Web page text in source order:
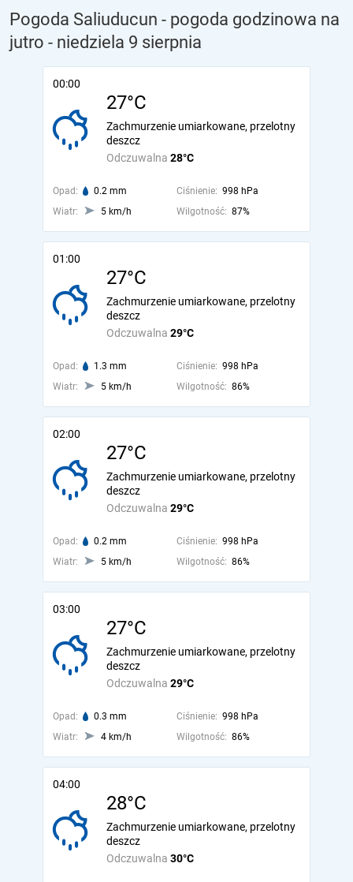
Pogoda Saliuducun - pogoda godzinowa na
jutro - niedziela 9 sierpnia
00:00
27°C
Odczuwalna 28°C
Zachmurzenie umiarkowane, przelotny
deszcz
Opad: 0.2 mm Ciśnienie: 998 hPa
Wiatr:
5 km/h Wilgotność: 87%
01:00
27°C
Odczuwalna 29°C
Zachmurzenie umiarkowane, przelotny
deszcz
Opad: 1.3 mm Ciśnienie: 998 hPa
Wiatr:
5 km/h Wilgotność: 86%
02:00
27°C
Odczuwalna 29°C
Zachmurzenie umiarkowane, przelotny
deszcz
Opad: 0.2 mm Ciśnienie: 998 hPa
Wiatr:
5 km/h Wilgotność: 86%
03:00
27°C
Odczuwalna 29°C
Zachmurzenie umiarkowane, przelotny
deszcz
Opad: 0.3 mm Ciśnienie: 998 hPa
Wiatr:
4 km/h Wilgotność: 86%
04:00
28°C
Odczuwalna 30°C
Zachmurzenie umiarkowane, przelotny
deszcz